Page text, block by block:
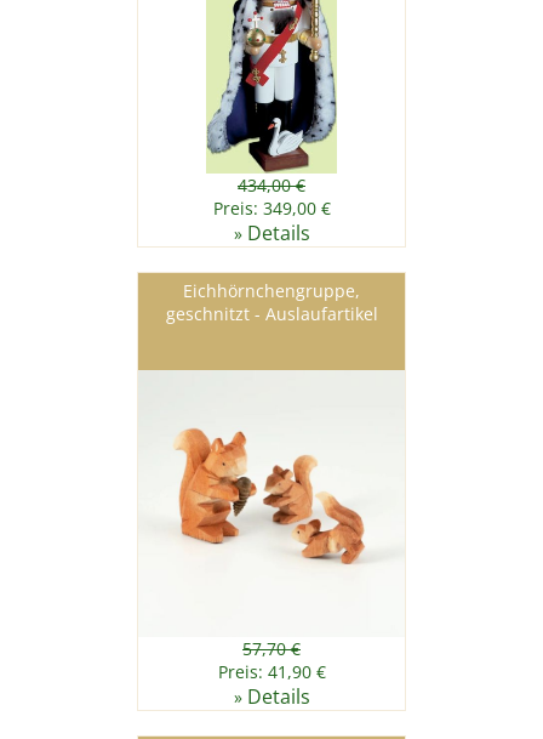
434,00 €
Preis: 349,00 €
» Details
Eichhörnchengruppe,
geschnitzt - Auslaufartikel
57,70 €
Preis: 41,90 €
» Details